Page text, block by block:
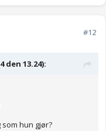
#12
den 13.24):
hun gjør?